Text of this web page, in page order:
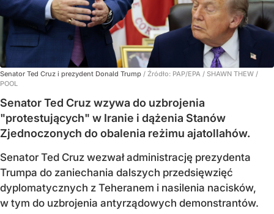
Senator Ted Cruz i prezydent Donald Trump / Źródło: PAP/EPA / SHAWN THEW /
POOL
Senator Ted Cruz wzywa do uzbrojenia
"protestujących" w Iranie i dążenia Stanów
Zjednoczonych do obalenia reżimu ajatollahów.
Senator Ted Cruz wezwał administrację prezydenta
Trumpa do zaniechania dalszych przedsięwzięć
dyplomatycznych z Teheranem i nasilenia nacisków,
w tym do uzbrojenia antyrządowych demonstrantów.